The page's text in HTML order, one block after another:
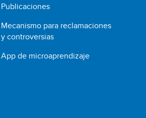
Publicaciones
Mecanismo para reclamaciones
y controversias
App de microaprendizaje